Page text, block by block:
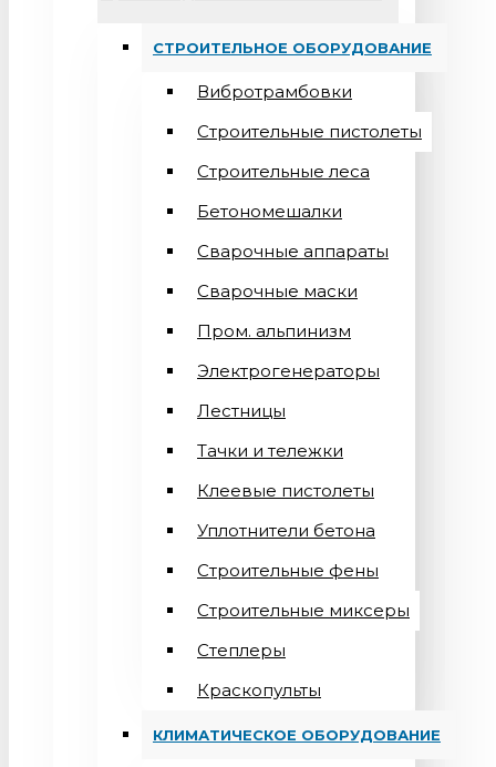
СТРОИТЕЛЬНОЕ ОБОРУДОВАНИЕ
Вибротрамбовки
Строительные пистолеты
Строительные леса
Бетономешалки
Сварочные аппараты
Cварочные маски
Пром. альпинизм
Электрогенераторы
Лестницы
Тачки и тележки
Клеевые пистолеты
Уплотнители бетона
Строительные фены
Строительные миксеры
Степлеры
Краскопульты
КЛИМАТИЧЕСКОЕ ОБОРУДОВАНИЕ